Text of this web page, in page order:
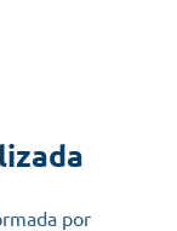
por